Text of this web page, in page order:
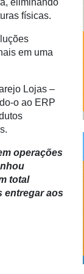
eliminando
físicas.
em uma
Lojas –
o ao ERP
operações
total
entregar aos